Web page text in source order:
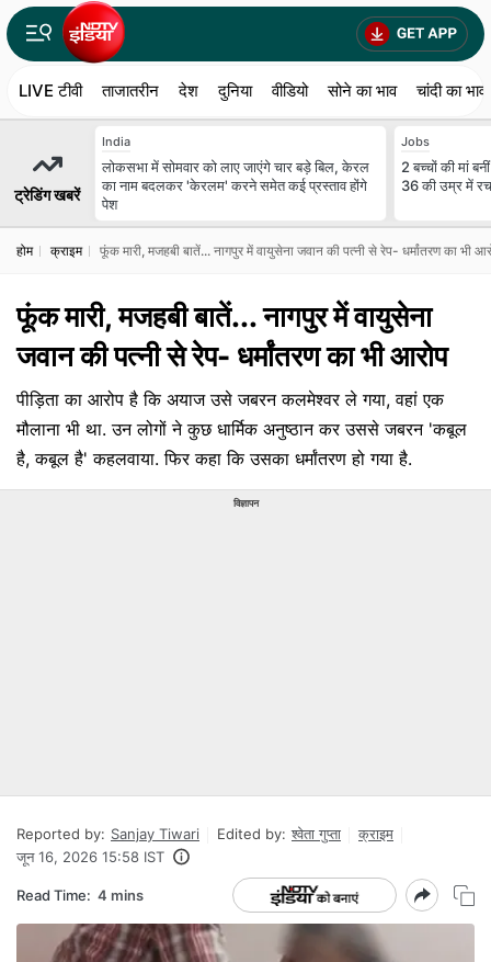
LIVE टीवी ताजातरीन देश दुनिया वीडियो सोने का भाव चांदी का भाव
ट्रेडिंग खबरें
India
लोकसभा में सोमवार को लाए जाएंगे चार बड़े बिल, केरल
का नाम बदलकर 'केरलम' करने समेत कई प्रस्ताव होंगे
पेश
Jobs
2 बच्चों की मां
36 की उम्र में
होम क्राइम फूंक मारी, मजहबी बातें... नागपुर में वायुसेना जवान की पत्नी से रेप- धर्मांतरण का भी
फूंक मारी, मजहबी बातें... नागपुर में वायुसेना
जवान की पत्नी से रेप- धर्मांतरण का भी आरोप
पीड़िता का आरोप है कि अयाज उसे जबरन कलमेश्वर ले गया, वहां एक
मौलाना भी था. उन लोगों ने कुछ धार्मिक अनुष्ठान कर उससे जबरन 'कबूल
है, कबूल है' कहलवाया. फिर कहा कि उसका धर्मांतरण हो गया है.
विज्ञापन
Reported by: Sanjay Tiwari Edited by: श्वेता गुप्ता
क्राइम
जून 16, 2026 15:58 IST
Read Time: 4 mins